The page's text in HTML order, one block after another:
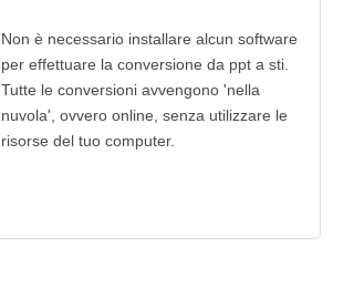
Non è necessario installare alcun software
per effettuare la conversione da ppt a sti.
Tutte le conversioni avvengono 'nella
nuvola', ovvero online, senza utilizzare le
risorse del tuo computer.